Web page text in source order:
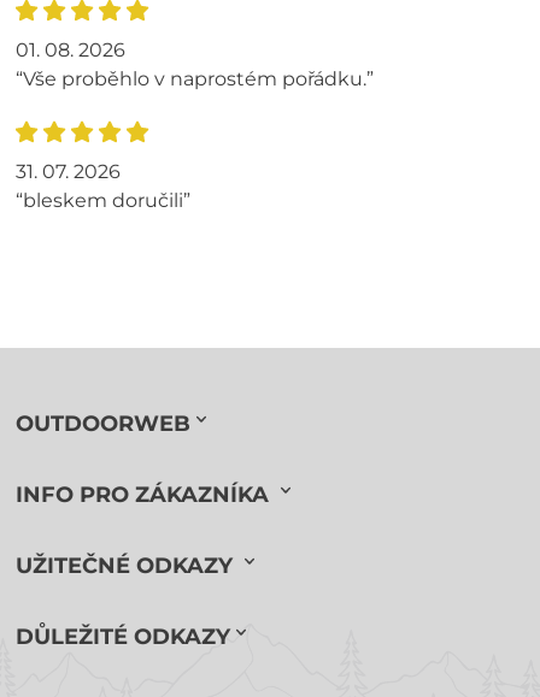
01. 08. 2026
“Vše proběhlo v naprostém pořádku.”
31. 07. 2026
“bleskem doručili”
OUTDOORWEB
INFO PRO ZÁKAZNÍKA
UŽITEČNÉ ODKAZY
DŮLEŽITÉ ODKAZY